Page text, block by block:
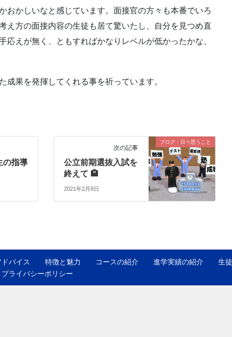
おかしいなと感じています。面接官の方々も本番でいろ
え方の面接内容の生徒も居て驚いたし、自分を見つめ直
応えが無く、ともすればかなりレベルが低かったかな、
成果を発揮してくれる事を祈っています。
の指導
ブログ・日々思うこと
次の記事
公立前期選抜入試を
終えて 🏨
2021年2月8日
バイス 特徴と魅力 コースの紹介 進学実績の紹介 生
プライバシーポリシー